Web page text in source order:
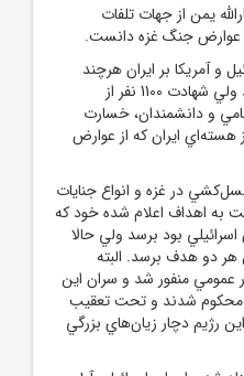
يمن از جهات تلفات
از عوارض جنگ غزه دانست.
12 روزه اسرائيل و آمريکا بر ايران هرچند
مهاجمان به اهداف خود نرسيدند ولي شهادت 1100 نفر از
و دانشمندان، خسارت
هسته‌اي ايران که از عوارض
در غزه و انواع جنايات
به اهداف اعلام شده خود که
بود برسد ولي حالا
دو هدف برسد. البته
عمومي منفور شد و سران اين
محکوم شدند و تحت تعقيب
رژيم دچار زيان‌هاي بزرگي